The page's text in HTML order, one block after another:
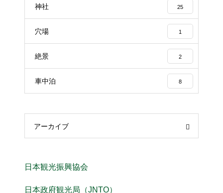
神社 25
穴場 1
絶景 2
車中泊 8
アーカイブ
日本観光振興協会
日本政府観光局（JNTO）